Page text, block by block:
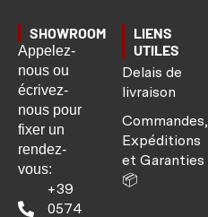
SHOWROOM
Appelez-
nous ou
écrivez-
nous pour
fixer un
rendez-
vous:
+39
0574
LIENS
UTILES
Delais de
livraison
Commandes,
Expéditions
et Garanties
📦